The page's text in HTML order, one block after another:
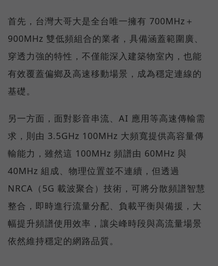
首先，台灣大哥大是全台唯一擁有 700MHz＋
900MHz 雙低頻組合的業者，具備涵蓋範圍廣、
穿透力強的特性，不僅能深入建築物室內，也能
有效覆蓋偏鄉及高速移動場景，成為穩定連線的
基礎。
另一方面，面對影音串流、AI 應用等高速傳輸需
求，則由 3.5GHz 100MHz 大頻寬提供高容量傳
輸能力，雖然這 100MHz 頻譜由 60MHz 與
40MHz 組成、物理位置並不連續，但透過
NRCA（5G 載波聚合）技術，可將分散頻譜智慧
整合，即時進行流量分配、負載平衡與備援，大
幅提升頻譜使用效率，讓尖峰時段與高流量場景
依然維持穩定的網路品質。